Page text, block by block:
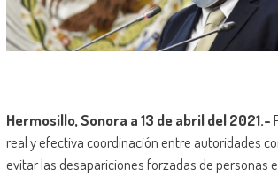
Hermosillo, Sonora a 13 de abril del 2021.-
real y efectiva coordinación entre autoridades
evitar las desapariciones forzadas de personas